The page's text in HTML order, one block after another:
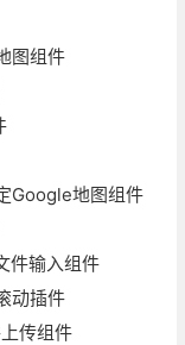
图组件
Google地图组件
件输入组件
动插件
传组件